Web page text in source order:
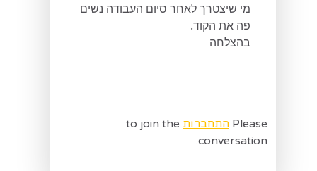
מי שיצטרך לאחר סיום העבודה נשים
פה את הקוד.
בהצלחה
Please התחברות to join the
conversation.